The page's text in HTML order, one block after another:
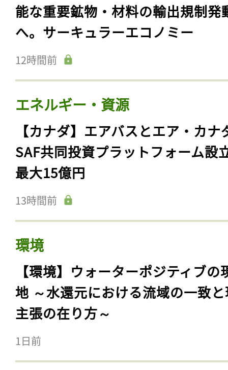
能な重要鉱物・材料の輸出規制発
へ。サーキュラーエコノミー
12時間前
エネルギー・資源
【カナダ】エアバスとエア・カナ
SAF共同投資プラットフォーム設
最大15億円
13時間前
環境
【環境】ウォーターポジティブの
地 ～水還元における流域の一致
主張の在り方～
1日前